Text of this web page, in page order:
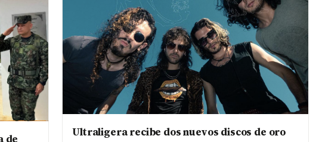
de Ultraligera recibe dos nuevos discos de oro